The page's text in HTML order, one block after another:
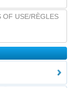
OF USE/RÈGLES